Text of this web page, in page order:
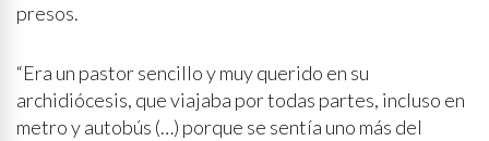
presos.
“Era un pastor sencillo y muy querido en su
archidiócesis, que viajaba por todas partes, incluso en
metro y autobús (…) porque se sentía uno más del